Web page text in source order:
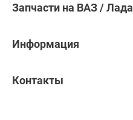
Запчасти на ВАЗ / Лада
Информация
Контакты